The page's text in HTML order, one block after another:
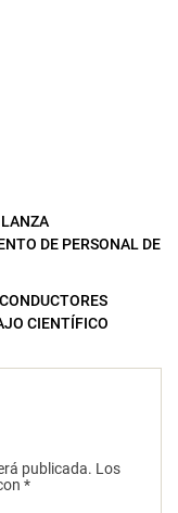
DE PERSONAL DE
CIENTÍFICO
publicada. Los
*